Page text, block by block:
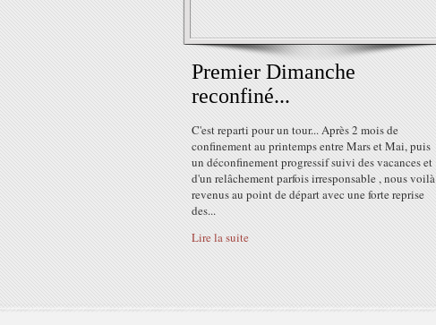
Premier Dimanche
reconfiné...
C'est reparti pour un tour... Après 2 mois de
confinement au printemps entre Mars et Mai, puis
un déconfinement progressif suivi des vacances et
d'un relâchement parfois irresponsable , nous voilà
revenus au point de départ avec une forte reprise
des...
Lire la suite